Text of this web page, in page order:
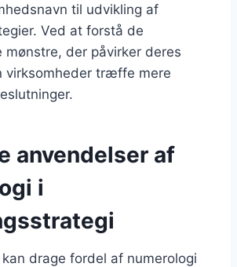
til udvikling af
Ved at forstå de
mønstre, der påvirker deres
virksomheder træffe mere
anvendelser af
i
drage fordel af numerologi